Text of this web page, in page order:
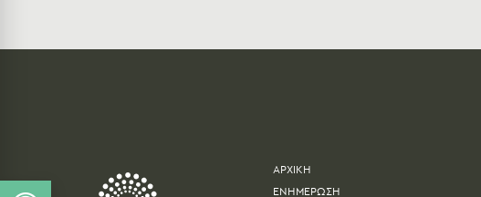
ΑΡΧΙΚΗ
ΕΝΗΜΕΡΩΣΗ